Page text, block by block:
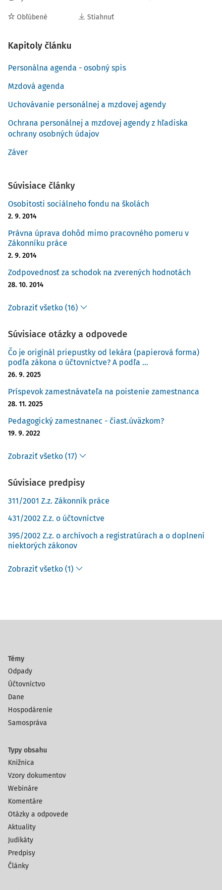
Obľúbené Stiahnuť
Kapitoly článku
Personálna agenda - osobný spis
Mzdová agenda
Uchovávanie personálnej a mzdovej agendy
Ochrana personálnej a mzdovej agendy z hľadiska
ochrany osobných údajov
Záver
Súvisiace články
Osobitosti sociálneho fondu na školách
2. 9. 2014
Právna úprava dohôd mimo pracovného pomeru v
Zákonníku práce
2. 9. 2014
Zodpovednosť za schodok na zverených hodnotách
28. 10. 2014
Zobraziť všetko (16)
Súvisiace otázky a odpovede
Čo je originál priepustky od lekára (papierová forma)
podľa zákona o účtovníctve? A podľa ...
26. 9. 2025
Príspevok zamestnávateľa na poistenie zamestnanca
28. 11. 2025
Pedagogický zamestnanec - čiast.úväzkom?
19. 9. 2022
Zobraziť všetko (17)
Súvisiace predpisy
311/2001 Z.z. Zákonník práce
431/2002 Z.z. o účtovníctve
395/2002 Z.z. o archívoch a registratúrach a o doplnení
niektorých zákonov
Zobraziť všetko (1)
Témy
Odpady
Účtovníctvo
Dane
Hospodárenie
Samospráva
Typy obsahu
Knižnica
Vzory dokumentov
Webináre
Komentáre
Otázky a odpovede
Aktuality
Judikáty
Predpisy
Články